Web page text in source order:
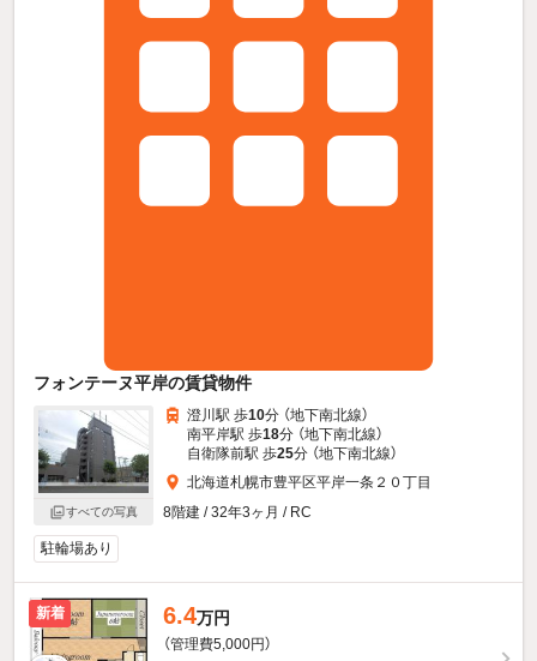
フォンテーヌ平岸の賃貸物件
すべての写真
澄川駅 歩10分 （地下南北線）
南平岸駅 歩18分 （地下南北線）
自衛隊前駅 歩25分 （地下南北線）
北海道札幌市豊平区平岸一条２０丁目
8階建 / 32年3ヶ月 / RC
駐輪場あり
新着 6.4万円
（管理費5,000円）